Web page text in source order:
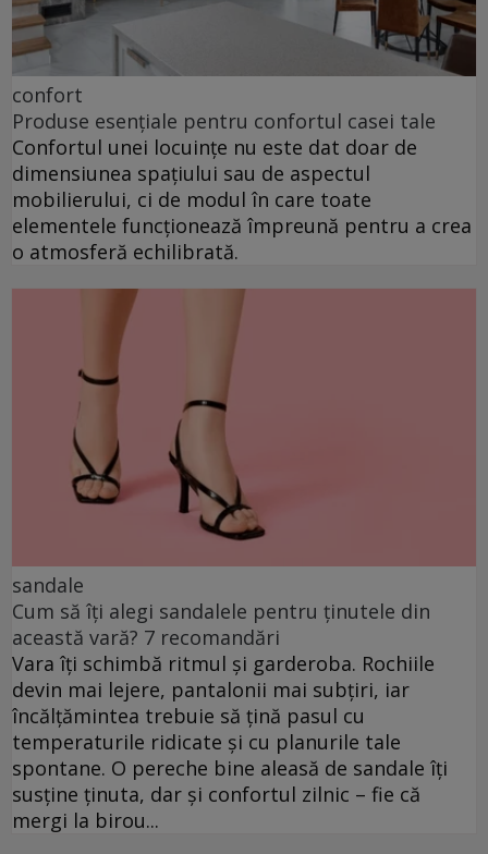
confort
Produse esențiale pentru confortul casei tale
Confortul unei locuințe nu este dat doar de
dimensiunea spațiului sau de aspectul
mobilierului, ci de modul în care toate
elementele funcționează împreună pentru a crea
o atmosferă echilibrată.
sandale
Cum să îți alegi sandalele pentru ținutele din
această vară? 7 recomandări
Vara îți schimbă ritmul și garderoba. Rochiile
devin mai lejere, pantalonii mai subțiri, iar
încălțămintea trebuie să țină pasul cu
temperaturile ridicate și cu planurile tale
spontane. O pereche bine aleasă de sandale îți
susține ținuta, dar și confortul zilnic – fie că
mergi la birou...